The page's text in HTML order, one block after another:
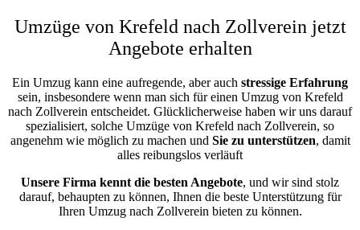
Umzüge von Krefeld nach Zollverein jetzt
Angebote erhalten
Ein Umzug kann eine aufregende, aber auch stressige Erfahrung
sein, insbesondere wenn man sich für einen Umzug von Krefeld
nach Zollverein entscheidet. Glücklicherweise haben wir uns darauf
spezialisiert, solche Umzüge von Krefeld nach Zollverein, so
angenehm wie möglich zu machen und Sie zu unterstützen, damit
alles reibungslos verläuft
Unsere Firma kennt die besten Angebote, und wir sind stolz
darauf, behaupten zu können, Ihnen die beste Unterstützung für
Ihren Umzug nach Zollverein bieten zu können.